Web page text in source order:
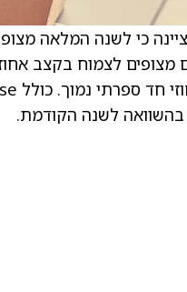
לשנה הקודמת.